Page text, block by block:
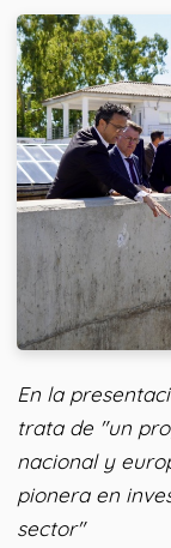
En la
trata de "un
nacional y
pionera en
sector"